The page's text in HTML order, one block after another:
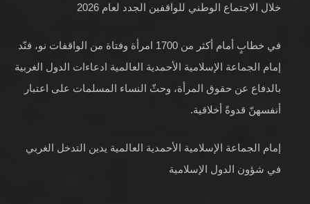
خلال الاجتماع الوطني للواقفين الجدد لعام 2026
في خطابٍ أمام أكثر من 1700 امرأة وفتاة من الواقفات نو، فنّد
إمام الجماعة الإسلامية الأحمدية العالمية ادعاءات الدول الغربية
بالدفاع عن حقوق المرأة، وحثّ النساء المسلمات على اعتبار
أنفسهنّ قدوةً أخلاقية.
إمام الجماعة الإسلامية الأحمدية العالمية يدين التدخل الغربي
في شؤون الدول الإسلامية